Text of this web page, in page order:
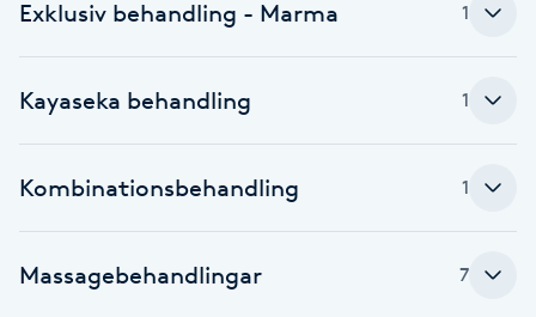
F
Faceliftmassage
Fettreducering
Exklusiv behandling - Marma 1
Kayaseka behandling 1
Kombinationsbehandling 1
Massagebehandlingar 7